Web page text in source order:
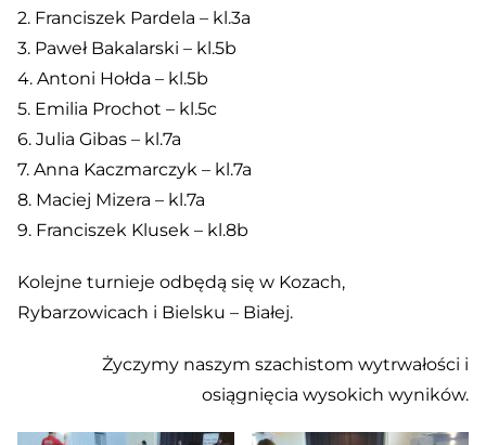
2. Franciszek Pardela – kl.3a
3. Paweł Bakalarski – kl.5b
4. Antoni Hołda – kl.5b
5. Emilia Prochot – kl.5c
6. Julia Gibas – kl.7a
7. Anna Kaczmarczyk – kl.7a
8. Maciej Mizera – kl.7a
9. Franciszek Klusek – kl.8b
Kolejne turnieje odbędą się w Kozach,
Rybarzowicach i Bielsku – Białej.
Życzymy naszym szachistom wytrwałości i
osiągnięcia wysokich wyników.